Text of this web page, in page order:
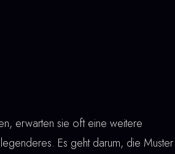
erwarten sie oft eine weitere
Es geht darum, die Muster